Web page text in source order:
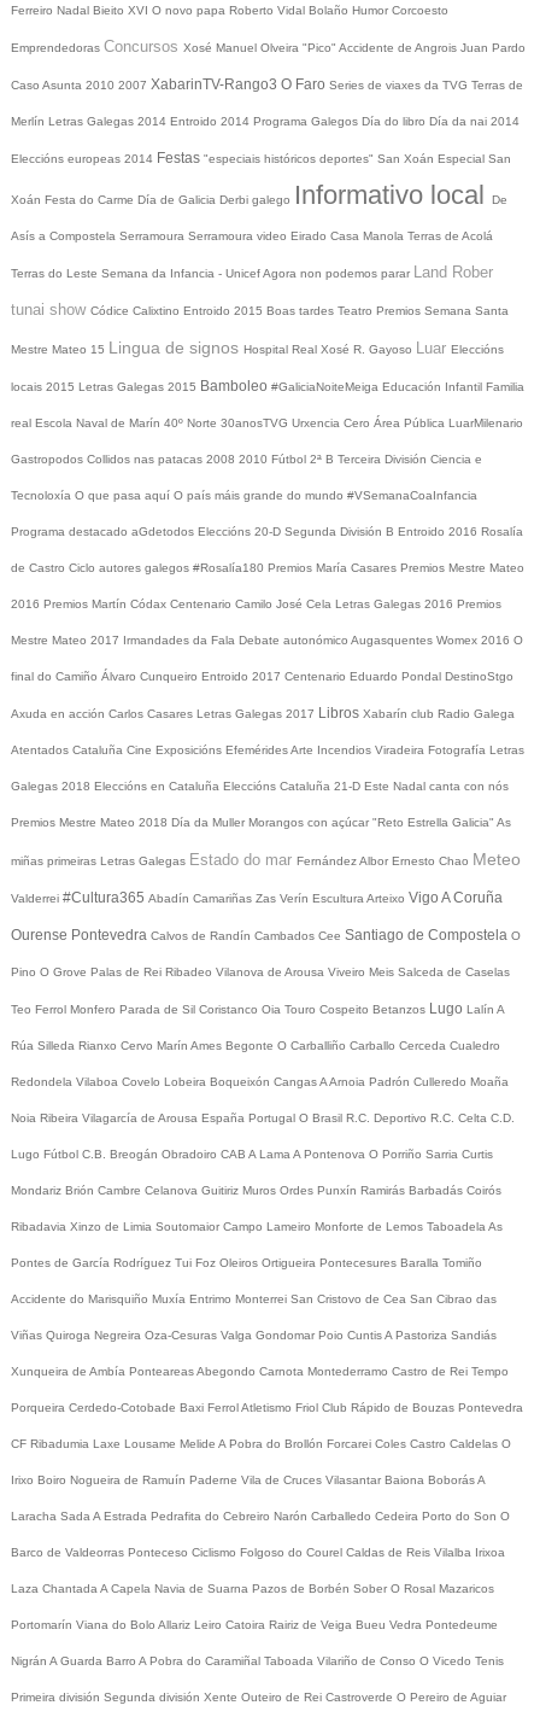
Ferreiro Nadal Bieito XVI O novo papa Roberto Vidal Bolaño Humor Corcoesto
Emprendedoras Concursos Xosé Manuel Olveira "Pico" Accidente de Angrois Juan Pardo
Caso Asunta 2010 2007 XabarinTV-Rango3 O Faro Series de viaxes da TVG Terras de
Merlín Letras Galegas 2014 Entroido 2014 Programa Galegos Día do libro Día da nai 2014
Eleccións europeas 2014 Festas "especiais históricos deportes" San Xoán Especial San
Xoán Festa do Carme Día de Galicia Derbi galego Informativo local De
Asís a Compostela Serramoura Serramoura video Eirado Casa Manola Terras de Acolá
Terras do Leste Semana da Infancia - UnicefAgora non podemos parar Land Rober
tunai show Códice Calixtino Entroido 2015 Boas tardes Teatro Premios Semana Santa
Mestre Mateo 15 Lingua de signos Hospital Real Xosé R. Gayoso Luar Eleccións
locais 2015 Letras Galegas 2015 Bamboleo #GaliciaNoiteMeiga Educación Infantil Familia
real Escola Naval de Marín 40º Norte 30anosTVG Urxencia Cero Área Pública LuarMilenario
Gastropodos Collidos nas patacas 2008 2010 Fútbol 2ª B Terceira División Ciencia e
Tecnoloxía O que pasa aquí O país máis grande do mundo #VSemanaCoaInfancia
Programa destacado aGdetodos Eleccións 20-D Segunda División B Entroido 2016 Rosalía
de Castro Ciclo autores galegos #Rosalía180 Premios María Casares Premios Mestre Mateo
2016 Premios Martín Códax Centenario Camilo José Cela Letras Galegas 2016 Premios
Mestre Mateo 2017 Irmandades da Fala Debate autonómico Augasquentes Womex 2016 O
final do Camiño Álvaro Cunqueiro Entroido 2017 Centenario Eduardo Pondal DestinoStgo
Axuda en acción Carlos Casares Letras Galegas 2017 Libros Xabarín club Radio Galega
Atentados Cataluña Cine Exposicións EfeméridesArte Incendios Viradeira Fotografía Letras
Galegas 2018 Eleccións en Cataluña Eleccións Cataluña 21-D Este Nadal canta con nós
Premios Mestre Mateo 2018 Día da Muller Morangos con açúcar "Reto Estrella Galicia" As
miñas primeiras Letras Galegas Estado do mar Fernández Albor Ernesto Chao Meteo
Valderrei #Cultura365 Abadín Camariñas Zas Verín Escultura Arteixo Vigo A Coruña
Ourense Pontevedra Calvos de Randín Cambados Cee Santiago de Compostela O
Pino O Grove Palas de Rei Ribadeo Vilanova de Arousa Viveiro Meis Salceda de Caselas
Teo Ferrol Monfero Parada de Sil Coristanco Oia Touro Cospeito Betanzos Lugo Lalín A
Rúa Silleda Rianxo Cervo Marín Ames Begonte O Carballiño Carballo Cerceda Cualedro
Redondela Vilaboa Covelo Lobeira Boqueixón CangasA Arnoia Padrón Culleredo Moaña
Noia Ribeira Vilagarcía de Arousa España Portugal O Brasil R.C. Deportivo R.C. Celta C.D.
Lugo Fútbol C.B. Breogán Obradoiro CAB A Lama A Pontenova O Porriño Sarria Curtis
Mondariz Brión Cambre Celanova Guitiriz Muros Ordes Punxín Ramirás Barbadás Coirós
Ribadavia Xinzo de Limia Soutomaior Campo Lameiro Monforte de Lemos Taboadela As
Pontes de García Rodríguez Tui Foz Oleiros Ortigueira Pontecesures Baralla Tomiño
Accidente do Marisquiño Muxía Entrimo Monterrei San Cristovo de Cea San Cibrao das
Viñas Quiroga Negreira Oza-Cesuras Valga Gondomar Poio CuntisA Pastoriza Sandiás
Xunqueira de Ambía PonteareasAbegondo Carnota Montederramo Castro de Rei Tempo
Porqueira Cerdedo-Cotobade Baxi FerrolAtletismo Friol Club Rápido de Bouzas Pontevedra
CF Ribadumia Laxe Lousame Melide A Pobra do Brollón Forcarei Coles Castro Caldelas O
Irixo Boiro Nogueira de Ramuín Paderne Vila de Cruces Vilasantar Baiona BoborásA
Laracha Sada A Estrada Pedrafita do Cebreiro Narón Carballedo Cedeira Porto do Son O
Barco de Valdeorras Ponteceso Ciclismo Folgoso do Courel Caldas de Reis Vilalba Irixoa
Laza Chantada A Capela Navia de Suarna Pazos de Borbén Sober O Rosal Mazaricos
Portomarín Viana do Bolo Allariz Leiro Catoira Rairiz de Veiga Bueu Vedra Pontedeume
Nigrán A Guarda Barro A Pobra do Caramiñal Taboada Vilariño de Conso O Vicedo Tenis
Primeira división Segunda división Xente Outeiro de Rei Castroverde O Pereiro de Aguiar